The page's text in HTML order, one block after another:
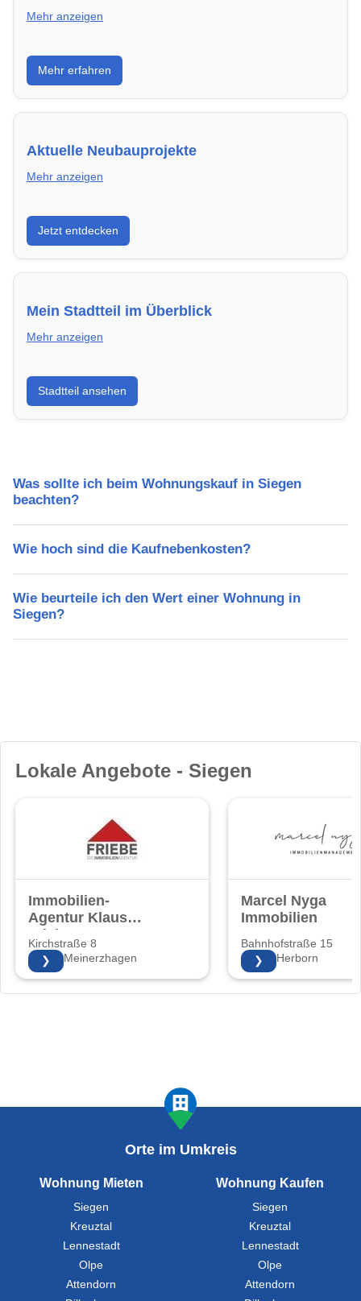
Mehr anzeigen
Erfahre, welche Nebenkosten rechtmäßig sind und
wie du deine monatliche Belastung optimieren
kannst.
Mehr erfahren
Aktuelle Neubauprojekte
Mehr anzeigen
Entdecke Neubauprojekte in Siegen – modern,
energieeffizient und sofort bezugsfertig.
Jetzt entdecken
Mein Stadtteil im Überblick
Mehr anzeigen
Erfahre mehr über deinen Stadtteil in Siegen:
Lebensqualität, Verkehrsanbindung, Schulen,
Freizeitmöglichkeiten und Mietpreise.
Stadtteil ansehen
Was sollte ich beim Wohnungskauf in Siegen
beachten?
Wie hoch sind die Kaufnebenkosten?
Wie beurteile ich den Wert einer Wohnung in
Siegen?
Lokale Angebote - Siegen
Immobilien-
Agentur Klaus
Friebe
Kirchstraße 8
58540 Meinerzhagen
❯
Marcel Nyga
Immobilien
Bahnhofstraße 15
35745 Herborn
❯
Orte im Umkreis
Wohnung Mieten
Siegen
Kreuztal
Lennestadt
Olpe
Attendorn
Wohnung Kaufen
Siegen
Kreuztal
Lennestadt
Olpe
Attendorn